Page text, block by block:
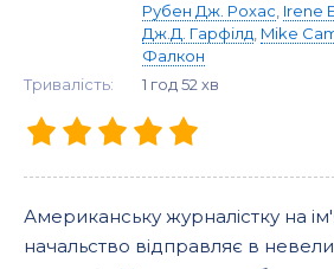
Рубен Дж. Рохас Irene
Дж.Д. Гарфілд Mike
Фалкон
Тривалість:
1 год 52 хв
Американську журналістку на
начальство відправляє в